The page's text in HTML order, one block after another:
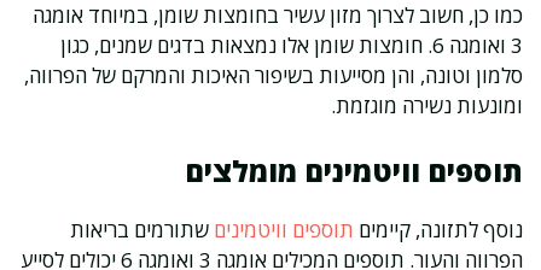
כמו כן, חשוב לצרוך מזון עשיר בחומצות שומן, במיוחד אומגה
3 ואומגה 6. חומצות שומן אלו נמצאות בדגים שמנים, כגון
סלמון וטונה, והן מסייעות בשיפור האיכות והמרקם של הפרווה,
ומונעות נשירה מוגזמת.
תוספים וויטמינים מומלצים
נוסף לתזונה, קיימים תוספים וויטמינים שתורמים בריאות
הפרווה והעור. תוספים המכילים אומגה 3 ואומגה 6 יכולים לסייע